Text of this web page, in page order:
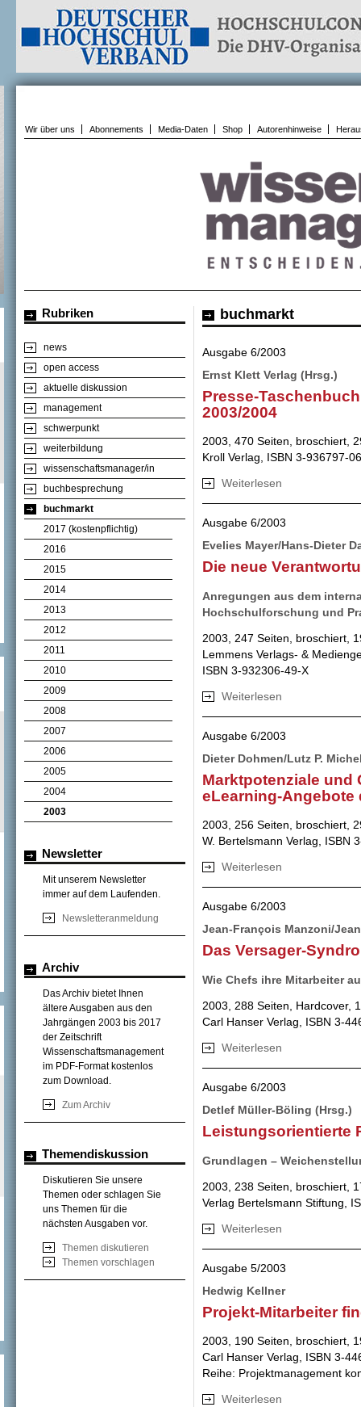
Wir über uns Abonnements Media-Daten Shop Autorenhinweise
Rubriken
news
open access
aktuelle diskussion
management
schwerpunkt
weiterbildung
wissenschaftsmanager/in
buchbesprechung
buchmarkt
2017 (kostenpflichtig)
2016
2015
2014
2013
2012
2011
2010
2009
2008
2007
2006
2005
2004
2003
Newsletter
Mit unserem Newsletter
immer auf dem Laufenden.
Newsletteranmeldung
Archiv
Das Archiv bietet Ihnen
ältere Ausgaben aus den
Jahrgängen 2003 bis 2017
der Zeitschrift
Wissenschaftsmanagement
im PDF-Format kostenlos
zum Download.
Zum Archiv
Themendiskussion
Diskutieren Sie unsere
Themen oder schlagen Sie
uns Themen für die
nächsten Ausgaben vor.
Themen diskutieren
Themen vorschlagen
buchmarkt
Ausgabe 6/2003
Ernst Klett Verlag (Hrsg.)
Presse-
2003/2004
2003, 470 Seiten, broschiert,
Kroll Verlag, ISBN 3-936797-
Weiterlesen
Ausgabe 6/2003
Evelies Mayer/Hans-Dieter
Die neue
Anregungen aus dem
Hochschulforschung und
2003, 247 Seiten, broschiert,
Lemmens Verlags- &
ISBN 3-932306-49-X
Weiterlesen
Ausgabe 6/2003
Dieter Dohmen/Lutz P.
Marktpotenziale und
eLearning-
2003, 256 Seiten, broschiert,
W. Bertelsmann Verlag, ISBN
Weiterlesen
Ausgabe 6/2003
Jean-François Manzoni/
Das Versager-
Wie Chefs ihre Mitarbeiter
2003, 288 Seiten, Hardcover,
Carl Hanser Verlag, ISBN 3-
Weiterlesen
Ausgabe 6/2003
Detlef Müller-Böling (Hrsg.)
Leistungsorientierte
Grundlagen –
2003, 238 Seiten, broschiert,
Verlag Bertelsmann Stiftung,
Weiterlesen
Ausgabe 5/2003
Hedwig Kellner
Projekt-Mitarbeiter
2003, 190 Seiten, broschiert,
Carl Hanser Verlag, ISBN 3-
Reihe: Projektmanagement
Weiterlesen